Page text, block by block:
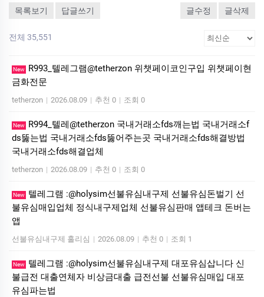
목록보기 답글쓰기 글수정 글삭제
전체 35,551
New
R993_텔레그램@tetherzon 위챗페이코인구입 위챗페이현
금화전문
tetherzon | 2026.08.09 | 추천 0 | 조회 0
New
R994_텔레@tetherzon 국내거래소fds깨는법 국내거래소f
ds뚫는법 국내거래소fds뚫어주는곳 국내거래소fds해결방법
국내거래소fds해결업체
tetherzon | 2026.08.09 | 추천 0 | 조회 0
New
텔레그램 :@holysim선불유심내구제 선불유심돈벌기 선
불유심매입업체 정식내구제업체 선불유심판매 앱테크 돈버는
앱
선불유심내구제 홀리심 | 2026.08.09 | 추천 0 | 조회 1
New
텔레그램 :@holysim선불유심내구제 대포유심삽니다 신
불급전 대출연체자 비상금대출 급전선불 선불유심매입 대포
유심파는법